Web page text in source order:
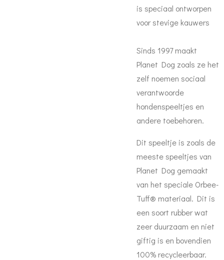
is speciaal ontworpen
voor stevige kauwers
Sinds 1997 maakt
Planet Dog zoals ze het
zelf noemen sociaal
verantwoorde
hondenspeeltjes en
andere toebehoren.
Dit speeltje is zoals de
meeste speeltjes van
Planet Dog gemaakt
van het speciale Orbee-
Tuff® materiaal. Dit is
een soort rubber wat
zeer duurzaam en niet
giftig is en bovendien
100% recycleerbaar.